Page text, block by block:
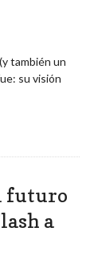
también un
su visión
futuro
a